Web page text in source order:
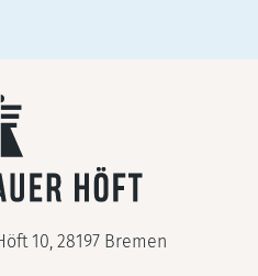
10, 28197 Bremen